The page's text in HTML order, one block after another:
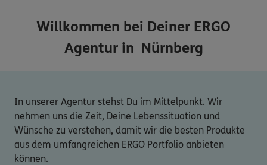
Willkommen bei Deiner ERGO
Agentur in Nürnberg
In unserer Agentur stehst Du im Mittelpunkt. Wir
nehmen uns die Zeit, Deine Lebenssituation und
Wünsche zu verstehen, damit wir die besten Produkte
aus dem umfangreichen ERGO Portfolio anbieten
können.